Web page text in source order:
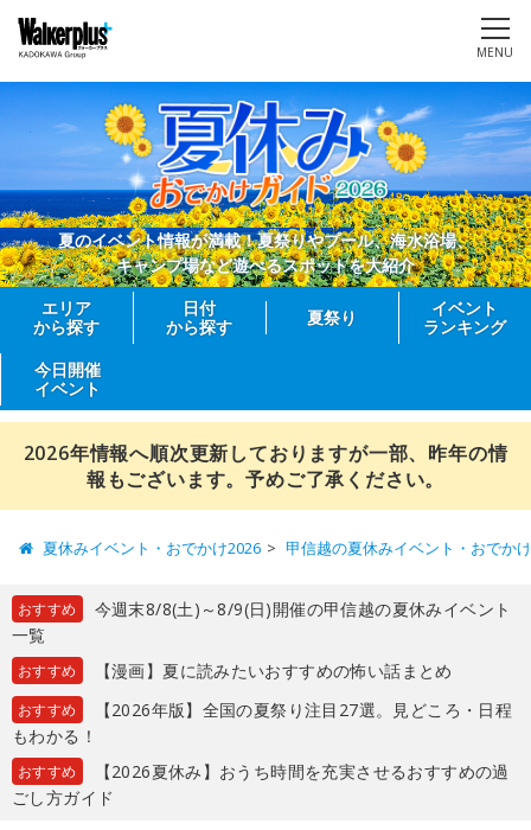
MENU
夏のイベント情報が満載！夏祭りやプール、海水浴場、
キャンプ場など遊べるスポットを大紹介
エリア
から探す
日付
から探す
夏祭り
イベント
ランキング
今日開催
イベント
2026年情報へ順次更新しておりますが一部、昨年の情
報もございます。予めご了承ください。
夏休みイベント・おでかけ2026 甲信越の夏休みイベント・おでか
おすすめ
今週末8/8(土)～8/9(日)開催の甲信越の夏休みイベント
一覧
おすすめ 【漫画】夏に読みたいおすすめの怖い話まとめ
おすすめ
【2026年版】全国の夏祭り注目27選。見どころ・日程
もわかる！
おすすめ
【2026夏休み】おうち時間を充実させるおすすめの過
ごし方ガイド